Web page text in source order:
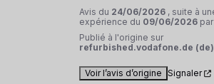
Avis du 24/06/2026 , suite à
expérience du 09/06/2026
Publié à l'origine sur
refurbished.vodafone.de (de)
Voir l’avis d’origine Signaler